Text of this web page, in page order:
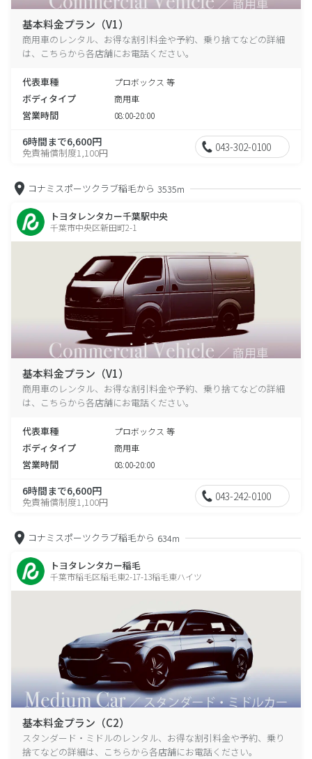
基本料金プラン（V1）
商用車のレンタル、お得な割引料金や予約、乗り捨てなどの詳細
は、こちらから各店舗にお電話ください。
代表車種 プロボックス 等
ボディタイプ 商用車
営業時間 08:00-20:00
6時間まで6,600円
免責補償制度1,100円 043-302-0100
コナミスポーツクラブ稲毛から 3535m
トヨタレンタカー千葉駅中央
千葉市中央区新田町2-1
基本料金プラン（V1）
商用車のレンタル、お得な割引料金や予約、乗り捨てなどの詳細
は、こちらから各店舗にお電話ください。
代表車種 プロボックス 等
ボディタイプ 商用車
営業時間 08:00-20:00
6時間まで6,600円
免責補償制度1,100円 043-242-0100
コナミスポーツクラブ稲毛から 634m
トヨタレンタカー稲毛
千葉市稲毛区稲毛東2-17-13稲毛東ハイツ
基本料金プラン（C2）
スタンダード・ミドルのレンタル、お得な割引料金や予約、乗り
捨てなどの詳細は、こちらから各店舗にお電話ください。